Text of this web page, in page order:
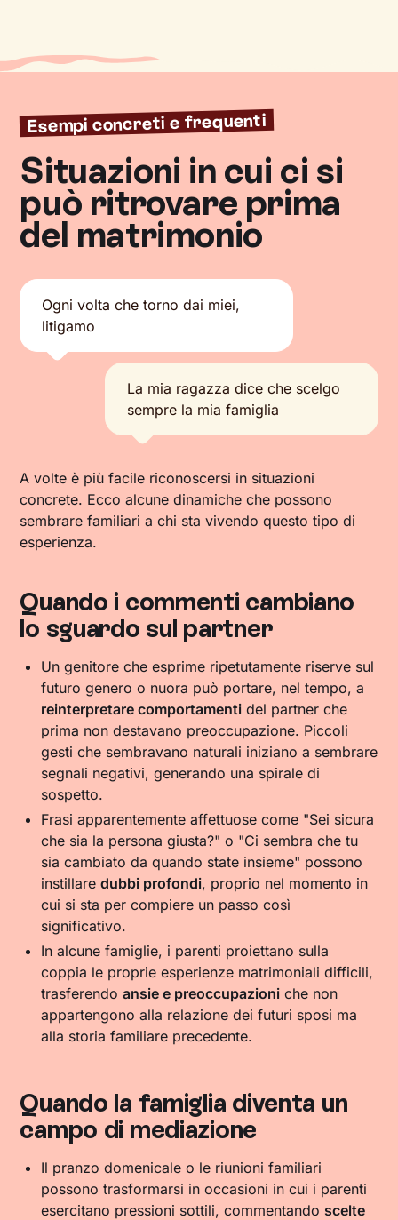
Esempi concreti e frequenti
Situazioni in cui ci si
può ritrovare prima
del matrimonio
Ogni volta che torno dai miei,
litigamo
La mia ragazza dice che scelgo
sempre la mia famiglia
A volte è più facile riconoscersi in situazioni
concrete. Ecco alcune dinamiche che possono
sembrare familiari a chi sta vivendo questo tipo di
esperienza.
Quando i commenti cambiano
lo sguardo sul partner
Un genitore che esprime ripetutamente riserve sul
futuro genero o nuora può portare, nel tempo, a
reinterpretare comportamenti del partner che
prima non destavano preoccupazione. Piccoli
gesti che sembravano naturali iniziano a sembrare
segnali negativi, generando una spirale di
sospetto.
Frasi apparentemente affettuose come "Sei sicura
che sia la persona giusta?" o "Ci sembra che tu
sia cambiato da quando state insieme" possono
instillaredubbi profondi, proprio nel momento in
cui si sta per compiere un passo così
significativo.
In alcune famiglie, i parenti proiettano sulla
coppia le proprie esperienze matrimoniali difficili,
trasferendoansie e preoccupazioni che non
appartengono alla relazione dei futuri sposi ma
alla storia familiare precedente.
Quando la famiglia diventa un
campo di mediazione
Il pranzo domenicale o le riunioni familiari
possono trasformarsi in occasioni in cui i parenti
esercitano pressioni sottili, commentando scelte